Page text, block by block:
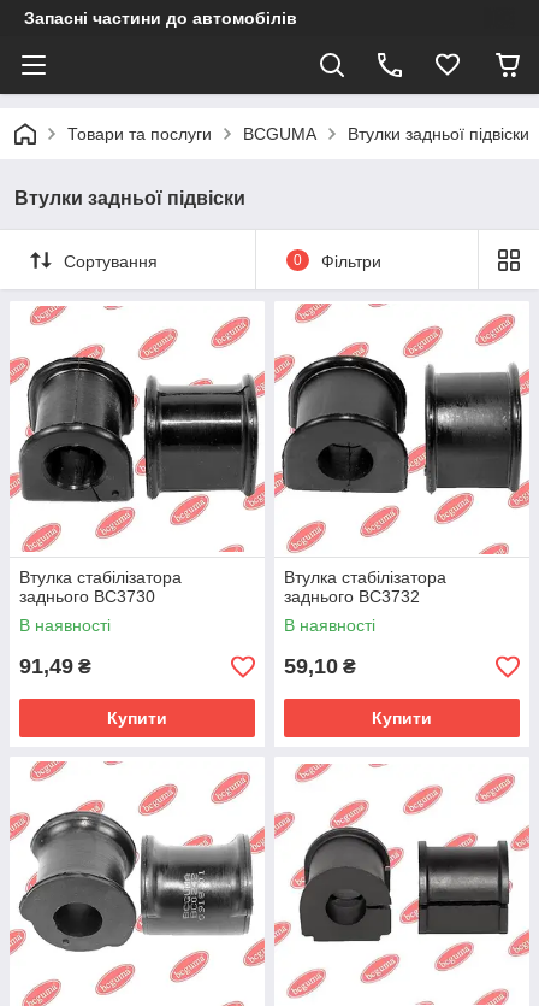
Запасні частини до автомобілів
Товари та послуги BCGUMA Втулки задньої підвіски
Втулки задньої підвіски
Сортування 0 Фільтри
Втулка стабілізатора
заднього BC3730
В наявності
91,49 ₴
Купити
Втулка стабілізатора
заднього BC3732
В наявності
59,10 ₴
Купити